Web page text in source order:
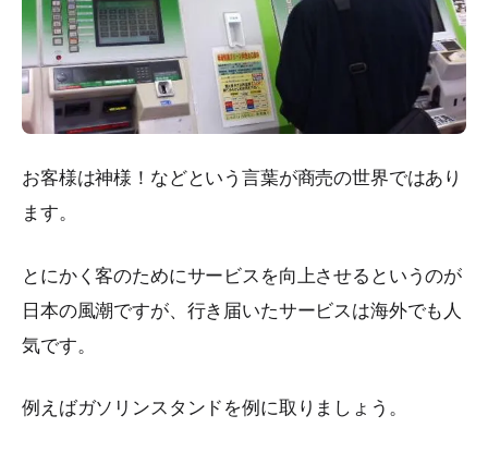
お客様は神様！などという言葉が商売の世界ではあり
ます。
とにかく客のためにサービスを向上させるというのが
日本の風潮ですが、行き届いたサービスは海外でも人
気です。
例えばガソリンスタンドを例に取りましょう。